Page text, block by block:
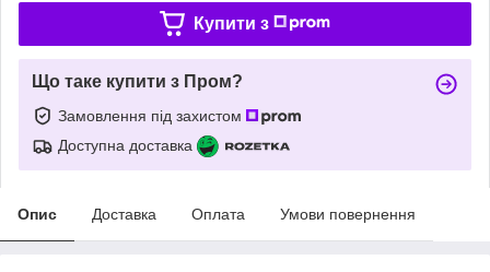
Купити з
Що таке купити з Пром?
Замовлення під захистом
Доступна доставка
Опис Доставка Оплата Умови повернення